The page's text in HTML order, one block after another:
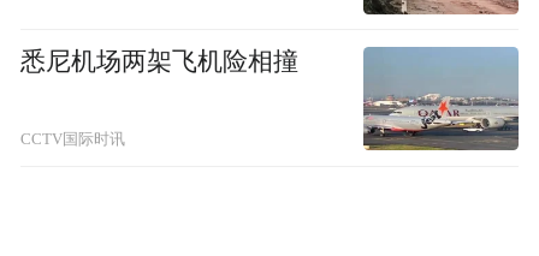
悉尼机场两架飞机险相撞
CCTV国际时讯